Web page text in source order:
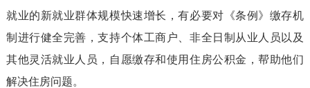
就业的新就业群体规模快速增长，有必要对《条例》缴存机
制进行健全完善，支持个体工商户、非全日制从业人员以及
其他灵活就业人员，自愿缴存和使用住房公积金，帮助他们
解决住房问题。